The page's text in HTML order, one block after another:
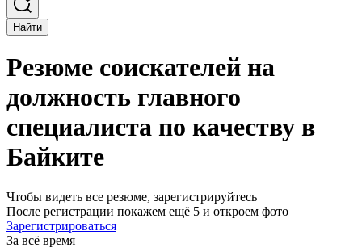
Найти
Резюме соискателей на
должность главного
специалиста по качеству в
Байките
Чтобы видеть все резюме, зарегистрируйтесь
После регистрации покажем ещё 5 и откроем фото
Зарегистрироваться
За всё время